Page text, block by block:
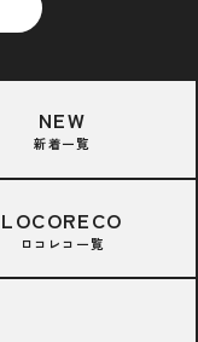
NEW
新着一覧
LOCORECO
ロコレコ一覧